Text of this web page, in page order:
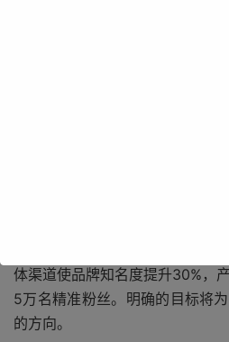
体渠道使品牌知名度提升30%，
5万名精准粉丝。明确的目标将
的方向。